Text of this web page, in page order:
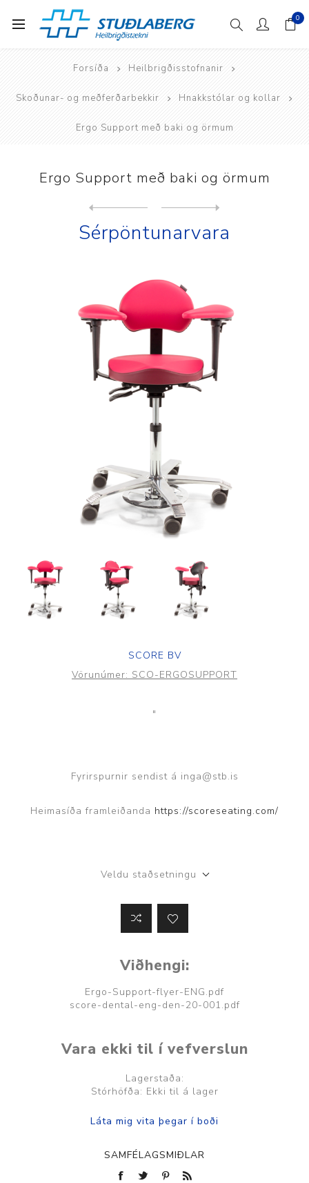
0
Forsíða Heilbrigðisstofnanir
Skoðunar- og meðferðarbekkir Hnakkstólar og kollar
Ergo Support með baki og örmum
Ergo Support með baki og örmum
Sérpöntunarvara
SCORE BV
Vörunúmer: SCO-ERGOSUPPORT
"
Fyrirspurnir sendist á inga@stb.is
Heimasíða framleiðanda https://scoreseating.com/
Veldu staðsetningu
Viðhengi:
Ergo-Support-flyer-ENG.pdf
score-dental-eng-den-20-001.pdf
Vara ekki til í vefverslun
Lagerstaða:
Stórhöfða: Ekki til á lager
SAMFÉLAGSMIÐLAR